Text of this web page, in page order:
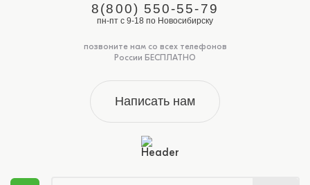
8(800) 550-55-79
пн-пт с 9-18 по Новосибирску
позвоните нам со всех телефонов
России БЕСПЛАТНО
Написать нам